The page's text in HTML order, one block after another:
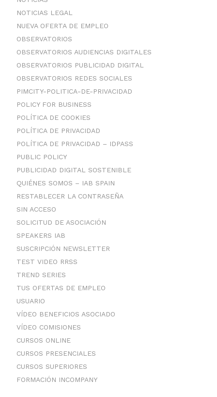
NOTICIAS LEGAL
NUEVA OFERTA DE EMPLEO
OBSERVATORIOS
OBSERVATORIOS AUDIENCIAS DIGITALES
OBSERVATORIOS PUBLICIDAD DIGITAL
OBSERVATORIOS REDES SOCIALES
PIMCITY-POLITICA-DE-PRIVACIDAD
POLICY FOR BUSINESS
POLÍTICA DE COOKIES
POLÍTICA DE PRIVACIDAD
POLÍTICA DE PRIVACIDAD – IDPASS
PUBLIC POLICY
PUBLICIDAD DIGITAL SOSTENIBLE
QUIÉNES SOMOS – IAB SPAIN
RESTABLECER LA CONTRASEÑA
SIN ACCESO
SOLICITUD DE ASOCIACIÓN
SPEAKERS IAB
SUSCRIPCIÓN NEWSLETTER
TEST VIDEO RRSS
TREND SERIES
TUS OFERTAS DE EMPLEO
USUARIO
VÍDEO BENEFICIOS ASOCIADO
VÍDEO COMISIONES
CURSOS ONLINE
CURSOS PRESENCIALES
CURSOS SUPERIORES
FORMACIÓN INCOMPANY